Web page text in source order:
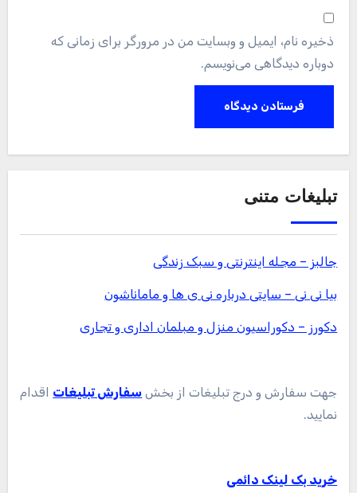
ذخیره نام، ایمیل و وبسایت من در مرورگر برای زمانی که
دوباره دیدگاهی می‌نویسم.
تبلیغات متنی
جالبز – مجله اینترنتی و سبک زندگی
بیا نی نی – سایتی درباره نی ی ها و ماماناشون
دکورز – دکوراسیون منزل و مبلمان اداری و تجاری
جهت سفارش و درج تبلیغات از بخش سفارش تبلیغات اقدام
نمایید.
خرید بک لینک دائمی